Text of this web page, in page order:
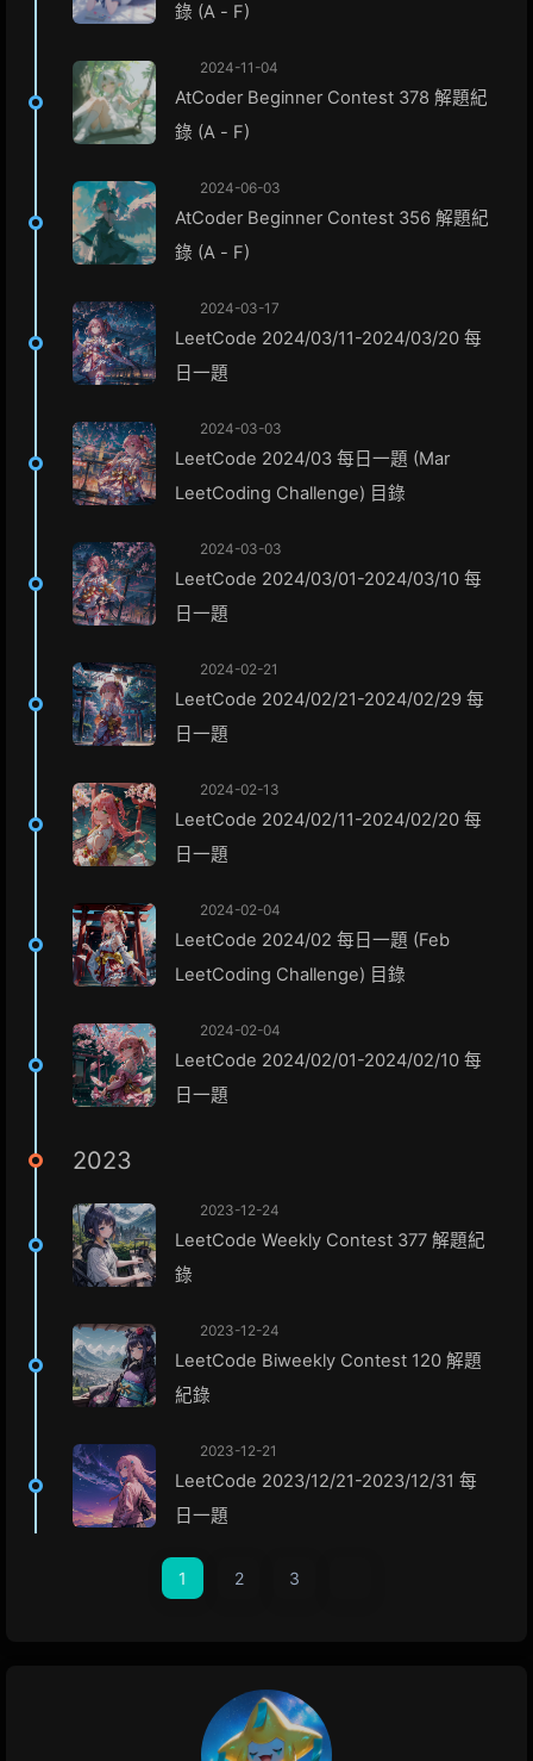
錄 (A - F)
2024-11-04
AtCoder Beginner Contest 378 解題紀
錄 (A - F)
2024-06-03
AtCoder Beginner Contest 356 解題紀
錄 (A - F)
2024-03-17
LeetCode 2024/03/11-2024/03/20 每
日一題
2024-03-03
LeetCode 2024/03 每日一題 (Mar
LeetCoding Challenge) 目錄
2024-03-03
LeetCode 2024/03/01-2024/03/10 每
日一題
2024-02-21
LeetCode 2024/02/21-2024/02/29 每
日一題
2024-02-13
LeetCode 2024/02/11-2024/02/20 每
日一題
2024-02-04
LeetCode 2024/02 每日一題 (Feb
LeetCoding Challenge) 目錄
2024-02-04
LeetCode 2024/02/01-2024/02/10 每
日一題
2023
2023-12-24
LeetCode Weekly Contest 377 解題紀
錄
2023-12-24
LeetCode Biweekly Contest 120 解題
紀錄
2023-12-21
LeetCode 2023/12/21-2023/12/31 每
日一題
1 2 3